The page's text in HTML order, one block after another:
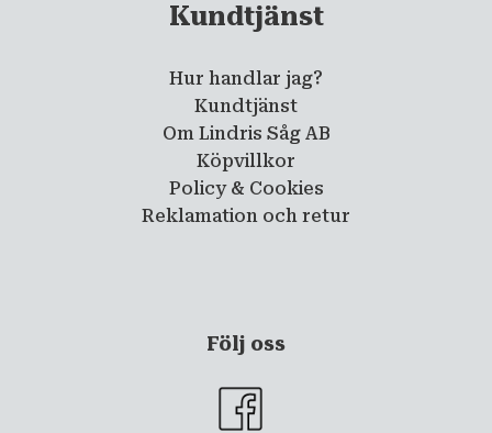
Kundtjänst
Hur handlar jag?
Kundtjänst
Om Lindris Såg AB
Köpvillkor
Policy & Cookies
Reklamation och retur
Följ oss